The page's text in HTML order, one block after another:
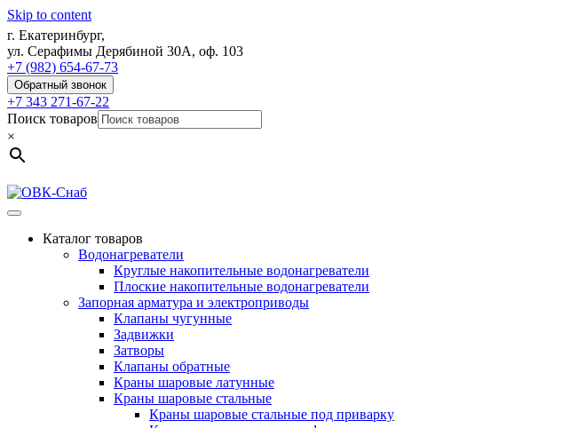
Skip to content
г. Екатеринбург,
ул. Серафимы Дерябиной 30А, оф. 103
+7 (982) 654-67-73
Обратный звонок
+7 343 271-67-22
Поиск товаров
×
Каталог товаров
Водонагреватели
Круглые накопительные водонагреватели
Плоские накопительные водонагреватели
Запорная арматура и электроприводы
Клапаны чугунные
Задвижки
Затворы
Клапаны обратные
Краны шаровые латунные
Краны шаровые стальные
Краны шаровые стальные под приварку